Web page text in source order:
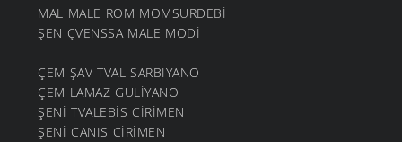
MAL MALE ROM MOMSURDEBİ
ŞEN ÇVENSSA MALE MODİ
ÇEM ŞAV TVAL SARBİYANO
ÇEM LAMAZ GULİYANO
ŞENİ TVALEBİS CİRİMEN
ŞENİ CANIS CİRİMEN